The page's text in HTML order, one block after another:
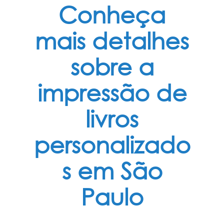
Conheça
mais detalhes
sobre a
impressão de
livros
personalizado
s em São
Paulo